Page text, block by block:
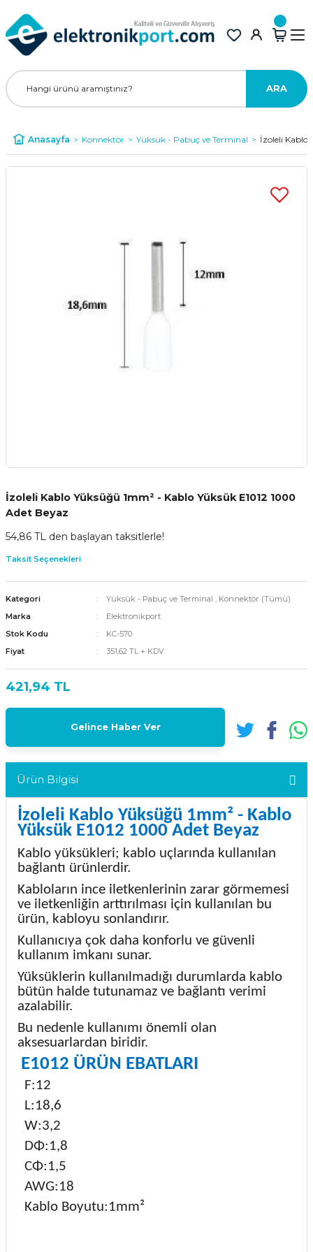
ARA
Anasayfa Konnektör Yüksük - Pabuç ve Terminal İzoleli Kablo
İzoleli Kablo Yüksüğü 1mm² - Kablo Yüksük E1012 1000
Adet Beyaz
54,86 TL den başlayan taksitlerle!
Taksit Seçenekleri
Kategori Yüksük - Pabuç ve Terminal , Konnektör (Tümü)
Marka
Elektronikport
Stok Kodu
KC-570
Fiyat
351,62 TL + KDV
421,94 TL
Gelince Haber Ver
Ürün Bilgisi
İzoleli Kablo Yüksüğü 1mm² - Kablo
Yüksük E1012 1000 Adet Beyaz
Kablo yüksükleri; kablo uçlarında kullanılan
bağlantı ürünlerdir.
Kabloların ince iletkenlerinin zarar görmemesi
ve iletkenliğin arttırılması için kullanılan bu
ürün, kabloyu sonlandırır.
Kullanıcıya çok daha konforlu ve güvenli
kullanım imkanı sunar.
Yüksüklerin kullanılmadığı durumlarda kablo
bütün halde tutunamaz ve bağlantı verimi
azalabilir.
Bu nedenle kullanımı önemli olan
aksesuarlardan biridir.
E1012 ÜRÜN EBATLARI
F:12
L:18,6
W:3,2
DΦ:1,8
CΦ:1,5
AWG:18
Kablo Boyutu:1mm²